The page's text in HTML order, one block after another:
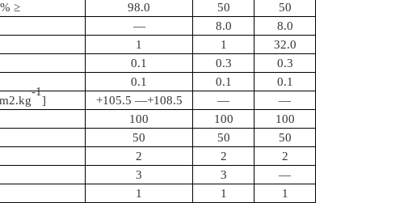
≥
98.0 50
50
— 8.0
8.0
1 1
32.0
0.1 0.3
0.3
0.1 0.1
0.1
-1
] +105.5 —+108.5 —
—
100 100
100
50 50
50
2 2
2
3 3
—
1 1 1